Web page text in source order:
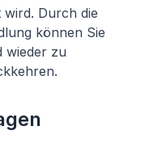
Durch die
können Sie
wieder zu